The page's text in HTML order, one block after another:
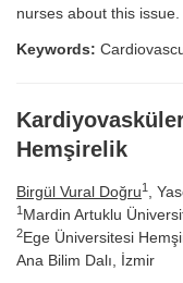
nurses about this issue.
Keywords:
Hemşirelik
Birgül Vural Doğru1 ,
1 Mardin Artuklu
2Ege Üniversitesi
Ana Bilim Dalı, İzmir